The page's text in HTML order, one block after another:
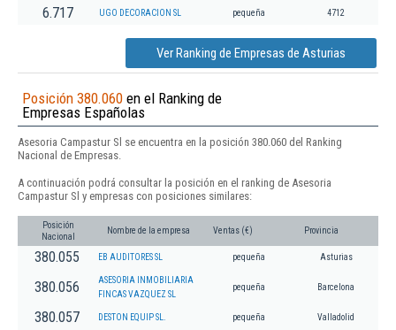
6.717 UGO DECORACION SL pequeña 4712
Ver Ranking de Empresas de Asturias
Posición 380.060 en el Ranking de
Empresas Españolas
Asesoria Campastur Sl se encuentra en la posición 380.060 del Ranking
Nacional de Empresas.
A continuación podrá consultar la posición en el ranking de Asesoria
Campastur Sl y empresas con posiciones similares:
Posición
Nacional
Nombre de la empresa Ventas (€) Provincia
380.055 EB AUDITORES SL pequeña Asturias
380.056
ASESORIA INMOBILIARIA
FINCAS VAZQUEZ SL
pequeña Barcelona
380.057 DESTON EQUIP SL. pequeña Valladolid